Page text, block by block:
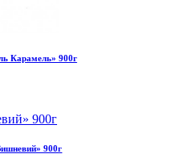
Карамель» 900г
900г